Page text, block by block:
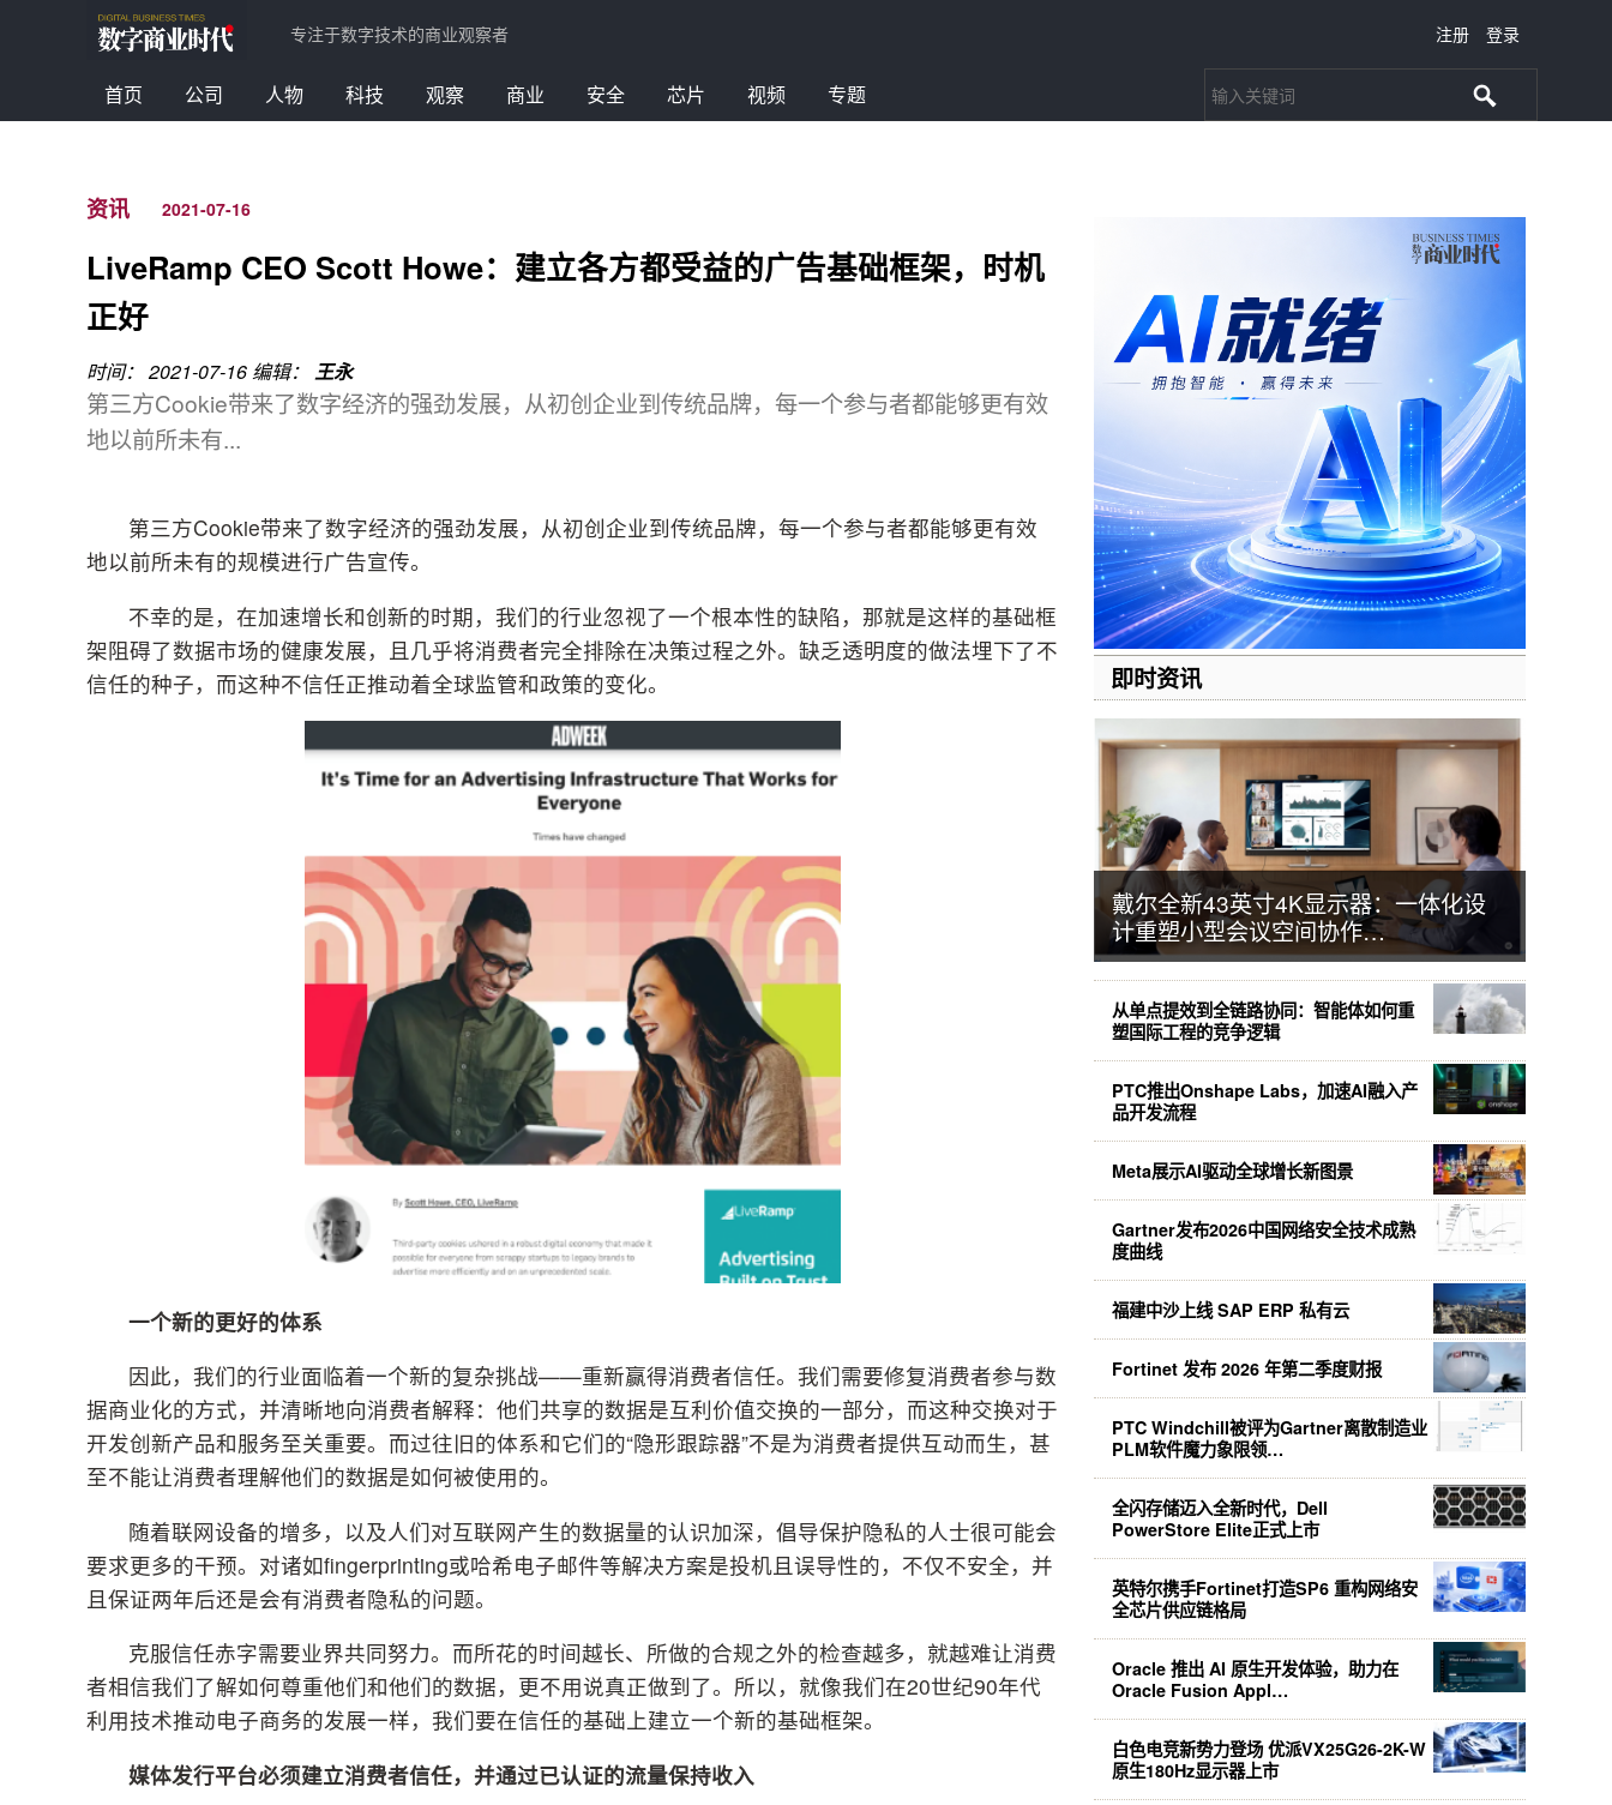
专注于数字技术的商业观察者 注册 登录
首页 公司 人物 科技 观察 商业 安全 芯片 视频 专题
资讯 2021-07-16
LiveRamp CEO Scott Howe：建立各方都受益的广告基础框架，时机
正好
时间： 2021-07-16编辑： 王永
第三方Cookie带来了数字经济的强劲发展，从初创企业到传统品牌，每一个参与者都能够更有效
地以前所未有...
第三方Cookie带来了数字经济的强劲发展，从初创企业到传统品牌，每一个参与者都能够更有效
地以前所未有的规模进行广告宣传。
不幸的是，在加速增长和创新的时期，我们的行业忽视了一个根本性的缺陷，那就是这样的基础框
架阻碍了数据市场的健康发展，且几乎将消费者完全排除在决策过程之外。缺乏透明度的做法埋下了不
信任的种子，而这种不信任正推动着全球监管和政策的变化。
一个新的更好的体系
因此，我们的行业面临着一个新的复杂挑战——重新赢得消费者信任。我们需要修复消费者参与数
据商业化的方式，并清晰地向消费者解释：他们共享的数据是互利价值交换的一部分，而这种交换对于
开发创新产品和服务至关重要。而过往旧的体系和它们的“隐形跟踪器”不是为消费者提供互动而生，甚
至不能让消费者理解他们的数据是如何被使用的。
随着联网设备的增多，以及人们对互联网产生的数据量的认识加深，倡导保护隐私的人士很可能会
要求更多的干预。对诸如fingerprinting或哈希电子邮件等解决方案是投机且误导性的，不仅不安全，并
且保证两年后还是会有消费者隐私的问题。
克服信任赤字需要业界共同努力。而所花的时间越长、所做的合规之外的检查越多，就越难让消费
者相信我们了解如何尊重他们和他们的数据，更不用说真正做到了。所以，就像我们在20世纪90年代
利用技术推动电子商务的发展一样，我们要在信任的基础上建立一个新的基础框架。
媒体发行平台必须建立消费者信任，并通过已认证的流量保持收入
即时资讯
戴尔全新43英寸4K显示器：一体化设
计重塑小型会议空间协作…
从单点提效到全链路协同：智能体如何重
塑国际工程的竞争逻辑
PTC推出Onshape Labs，加速AI融入产
品开发流程
Meta展示AI驱动全球增长新图景
Gartner发布2026中国网络安全技术成熟
度曲线
福建中沙上线 SAP ERP 私有云
Fortinet 发布 2026 年第二季度财报
PTC Windchill被评为Gartner离散制造业
PLM软件魔力象限领…
全闪存储迈入全新时代，Dell
PowerStore Elite正式上市
英特尔携手Fortinet打造SP6 重构网络安
全芯片供应链格局
Oracle 推出 AI 原生开发体验，助力在
Oracle Fusion Appl…
白色电竞新势力登场 优派VX25G26-2K-W
原生180Hz显示器上市